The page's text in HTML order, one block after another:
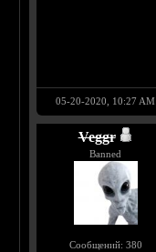
05-20-2020, 10:27 AM
Veggr
Banned
Сообщений: 380